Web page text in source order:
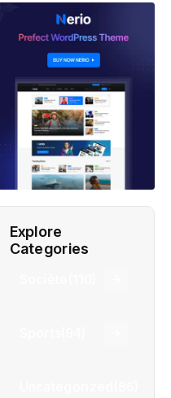
Explore
Categories